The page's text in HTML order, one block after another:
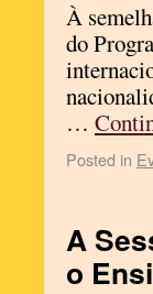
À
do
…
Posted in
A
o